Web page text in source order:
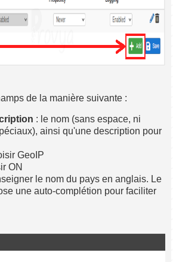
de la manière suivante :
: le nom (sans espace, ni
ainsi qu'une description pour
GeoIP
ON
le nom du pays en anglais. Le
une auto-complétion pour faciliter